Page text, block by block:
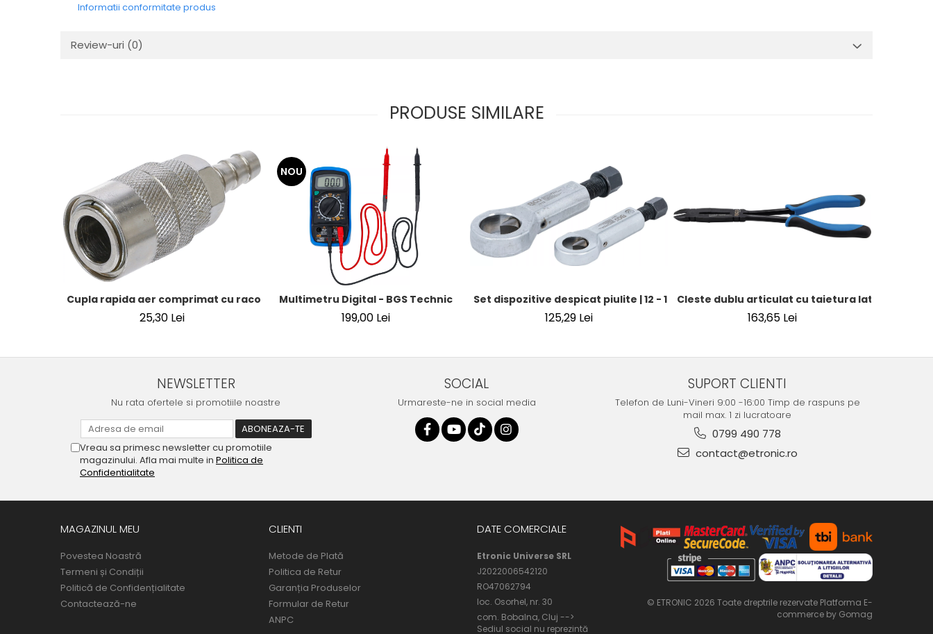
Informatii conformitate produs
Review-uri (0)
PRODUSE SIMILARE
Cupla rapida aer comprimat cu racord furtun 8 mm (5/16") | SUA / Franta
25,30 Lei
NOU
Multimetru Digital - BGS Technic
199,00 Lei
Set dispozitive despicat piulite | 12 - 16 mm / 16 - 22 mm | 2 piese
125,29 Lei
Cleste dublu articulat cu taietura laterala | 295
163,65 Lei
NEWSLETTER
Nu rata ofertele si promotiile noastre
Vreau sa primesc newsletter cu promotiile
magazinului. Afla mai multe in Politica de
Confidentialitate
SOCIAL
Urmareste-ne in social media
SUPORT CLIENTI
Telefon de Luni-Vineri 9:00 -16:00 Timp de raspuns pe
mail max. 1 zi lucratoare
0799 490 778
contact@etronic.ro
MAGAZINUL MEU
Povestea Noastră
Termeni și Condiții
Politică de Confidențialitate
Contactează-ne
CLIENTI
Metode de Plată
Politica de Retur
Garanția Produselor
Formular de Retur
ANPC
DATE COMERCIALE
Etronic Universe SRL
J2022006542120
RO47062794
loc. Osorhel, nr. 30
com. Bobalna, Cluj -->
Sediul social nu reprezintă
© ETRONIC 2026 Toate dreptrile rezervate Platforma E-
commerce by Gomag